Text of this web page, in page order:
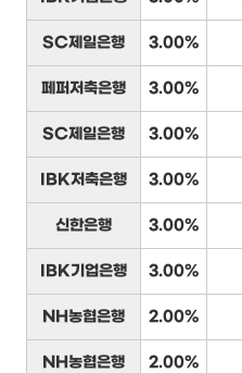
SC제일은행 3.00%
페퍼저축은행 3.00%
SC제일은행 3.00%
IBK저축은행 3.00%
신한은행 3.00%
IBK기업은행 3.00%
NH농협은행 2.00%
NH농협은행 2.00%